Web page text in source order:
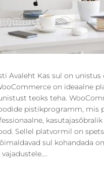
Avaleht Kas sul on unistus
on ideaalne
teoks teha.
pistikprogramm, mis
kasutajasõbralik
Sellel platvormil on
sul kohandada